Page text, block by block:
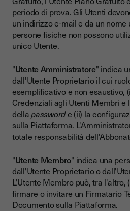
periodo di prova. Gli Utenti
un indirizzo e-mail e da un
persone fisiche non possono
unico Utente.
"Utente Amministratore" indica
dall'Utente Proprietario il cui
esemplificativo e non esaustivo,
Credenziali agli Utenti Membri e
dellapassworde (ii) la
sulla Piattaforma.
totale responsabilità
"Utente Membro" indica una
dall'Utente Proprietario o
L'Utente Membro può, tra l'altro,
firmare o invitare un Firmatario
Documento sulla Piattaforma.